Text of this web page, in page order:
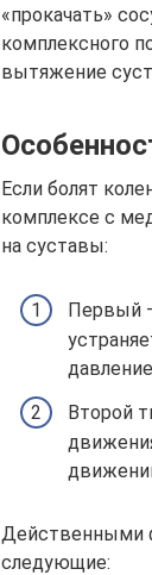
«прокачать»
комплексного
вытяжение
Если болят
комплексе с
на суставы:
Первый
Второй
Действенными
следующие: